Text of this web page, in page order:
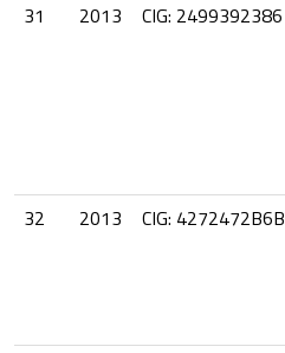
31
2013 CIG: 2499392386
32
2013 CIG: 4272472B6B